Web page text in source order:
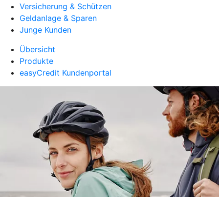
Versicherung & Schützen
Geldanlage & Sparen
Junge Kunden
Übersicht
Produkte
easyCredit Kundenportal